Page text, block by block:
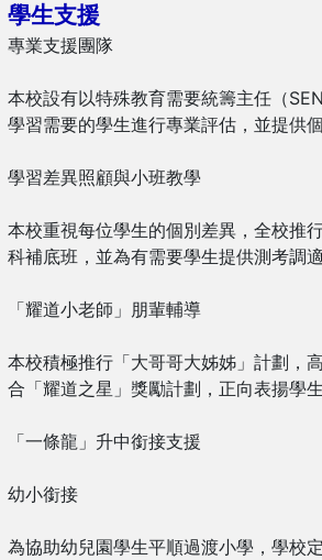
學生支援
專業支援團隊
本校設有以特殊教育需要統籌主任（
學習需要的學生進行專業評估，並提供
學習差異照顧與小班教學
本校重視每位學生的個別差異，全校推
科補底班，並為有需要學生提供測考調
「耀道小老師」朋輩輔導
本校積極推行「大哥哥大姊姊」計劃，
合「耀道之星」獎勵計劃，正向表揚學
「一條龍」升中銜接支援
幼小銜接
為協助幼兒園學生平順過渡小學，學校